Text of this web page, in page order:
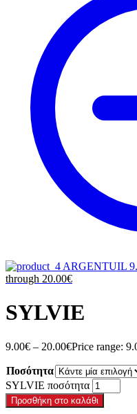
ARGENTUIL
through 20.00€
SYLVIE
9.00€ – 20.00€Price range:
Ποσότητα
SYLVIE ποσότητα
Προσθήκη στο καλάθι